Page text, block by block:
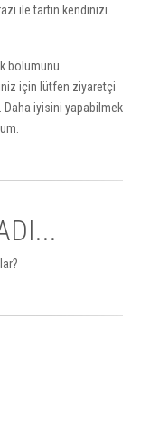
ile tartın kendinizi.
bölümünü
için lütfen ziyaretçi
Daha iyisini yapabilmek